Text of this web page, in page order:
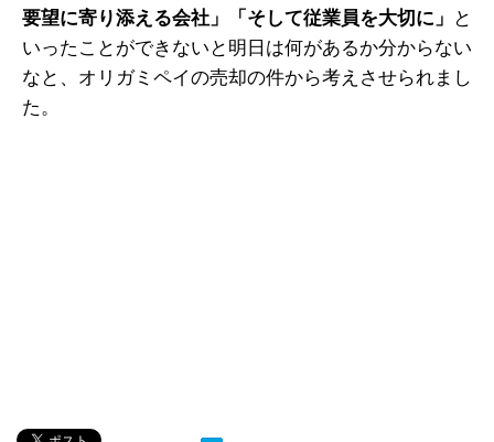
要望に寄り添える会社」「そして従業員を大切に」
と
いったことができないと明日は何があるか分からない
なと、オリガミペイの売却の件から考えさせられまし
た。